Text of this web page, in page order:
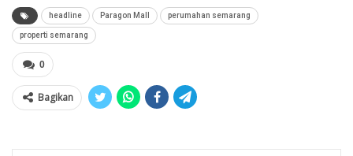
headline Paragon Mall perumahan semarang
properti semarang
0
Bagikan